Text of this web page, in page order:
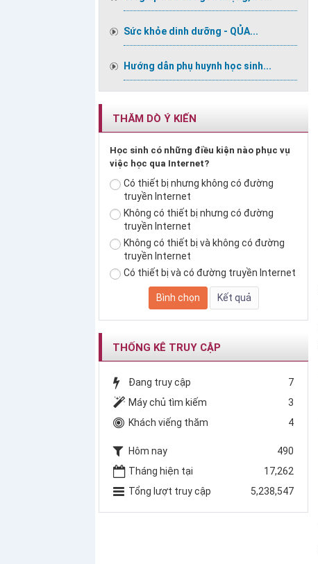
Sức khỏe dinh dưỡng - QỦA...
Hướng dẫn phụ huynh học sinh...
THĂM DÒ Ý KIẾN
Học sinh có những điều kiện nào phục vụ
việc học qua Internet?
Có thiết bị nhưng không có đường
truyền Internet
Không có thiết bị nhưng có đường
truyền Internet
Không có thiết bị và không có đường
truyền Internet
Có thiết bị và có đường truyền Internet
THỐNG KÊ TRUY CẬP
Đang truy cập
7
Máy chủ tìm kiếm
3
Khách viếng thăm
4
Hôm nay
490
Tháng hiện tại
17,262
Tổng lượt truy cập
5,238,547